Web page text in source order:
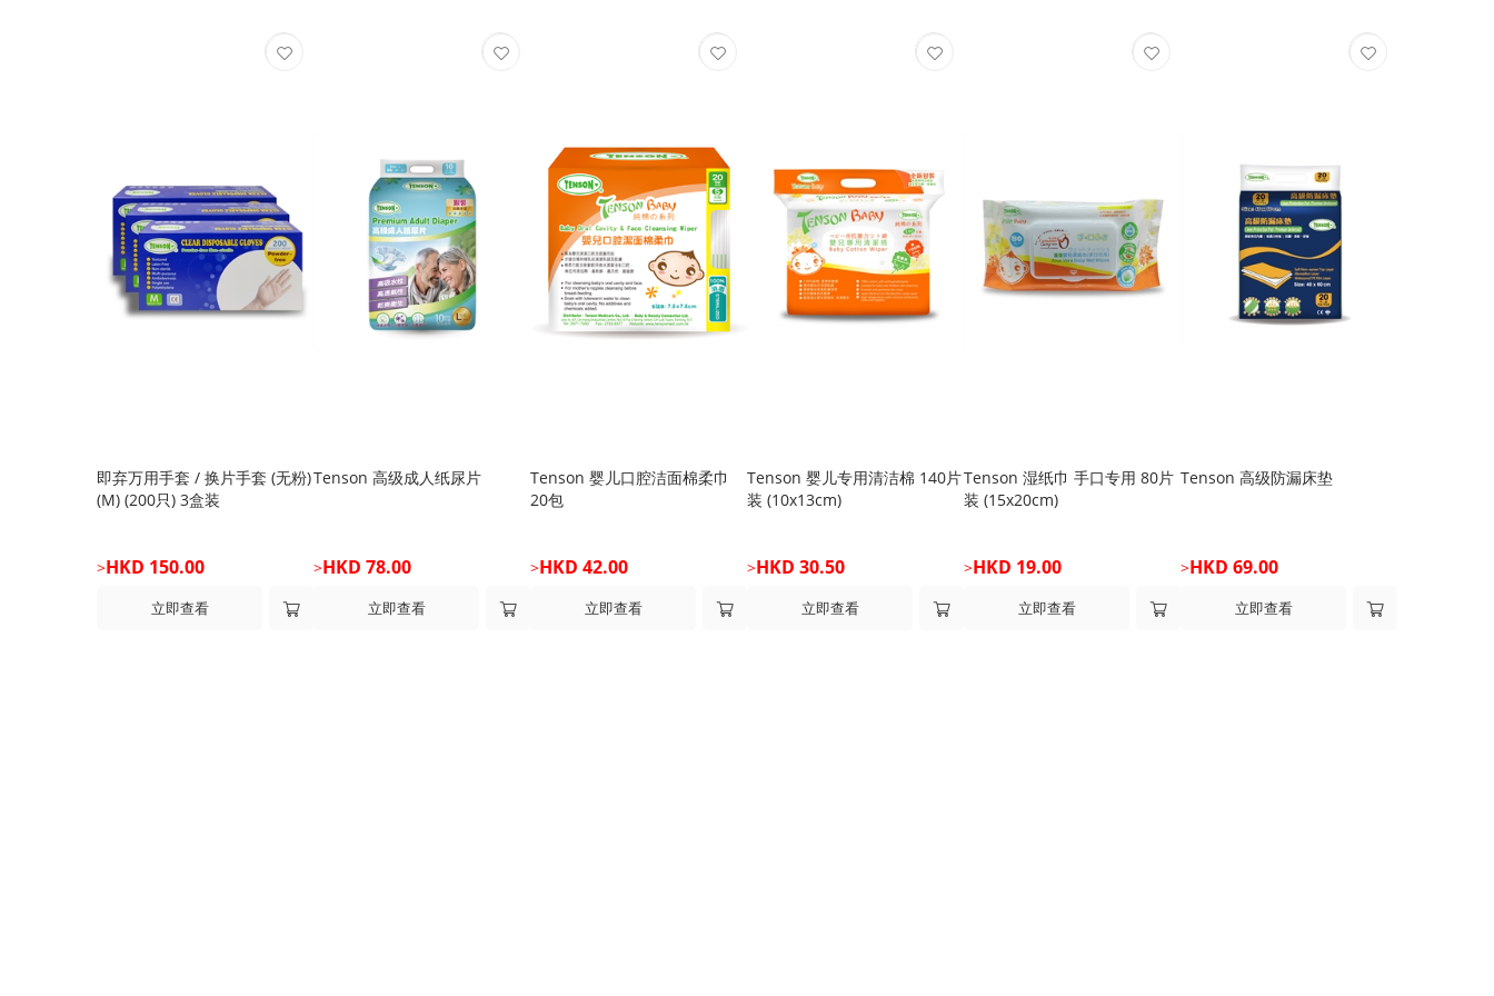
即弃万用手套 / 换片手套 (无粉)
(M) (200只) 3盒装
>HKD 150.00
立即查看
Tenson 高级成人纸尿片
>HKD 78.00
立即查看
Tenson 婴儿口腔洁面棉柔巾
20包
>HKD 42.00
立即查看
Tenson 婴儿专用清洁棉 140片
装 (10x13cm)
>HKD 30.50
立即查看
Tenson 湿纸巾 手口专用 80片
装 (15x20cm)
>HKD 19.00
立即查看
Tenson 高级防漏床垫
>HKD 69.00
立即查看